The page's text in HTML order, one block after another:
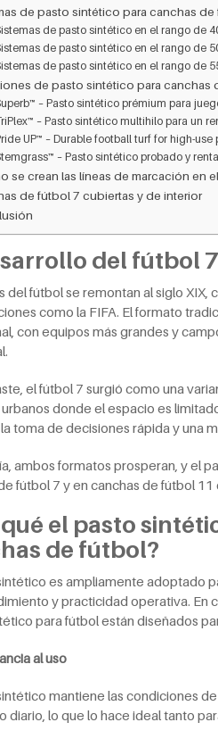
de pasto sintético para canchas
de pasto sintético en el rango de
de pasto sintético en el rango de
de pasto sintético en el rango de
de pasto sintético para canchas
– Pasto sintético prémium para
– Pasto sintético multihilo para un
UP™ – Durable football turf for high-use
– Pasto sintético probado y
se crean las líneas de marcación en
de fútbol 7 cubiertas y de interior
del fútbol
del fútbol se remontan al siglo
como la FIFA. El formato
con equipos más grandes y
el fútbol 7 surgió como una
donde el espacio es
toma de decisiones rápida y una
ambos formatos prosperan, y el
fútbol 7 y en canchas de fútbol
el pasto
de fútbol?
es ampliamente adoptado
y practicidad operativa. En
para fútbol están diseñados
al uso
mantiene las condiciones
diario, lo que lo hace ideal tanto